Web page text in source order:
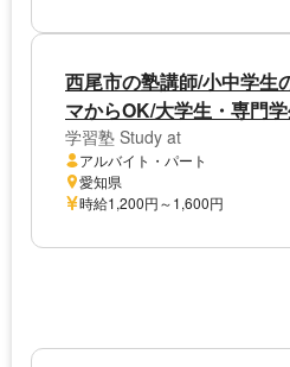
西尾市の塾講師/小中学生
マからOK/大学生・専門
学習塾 Study at
アルバイト・パート
愛知県
時給1,200円～1,600円